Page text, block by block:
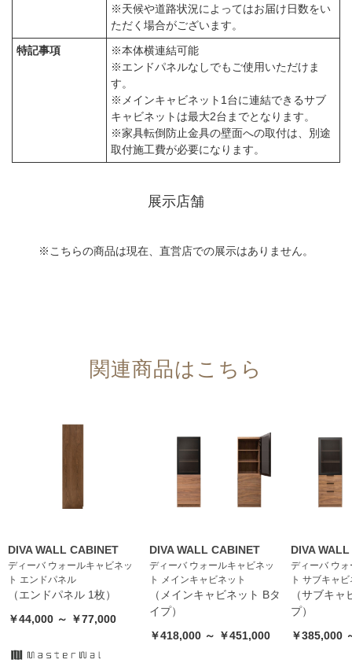
※天候や道路状況によってはお届け日数をい
ただく場合がございます。
特記事項
※本体横連結可能
※エンドパネルなしでもご使用いただけま
す。
※メインキャビネット1台に連結できるサブ
キャビネットは最大2台までとなります。
※家具転倒防止金具の壁面への取付は、別途
取付施工費が必要になります。
展示店舗
※こちらの商品は現在、直営店での展示はありません。
関連商品はこちら
DIVA WALL CABINET
ディーバ ウォールキャビネッ
ト エンドパネル
（エンドパネル 1枚）
￥44,000 ～ ￥77,000
DIVA WALL CABINET
ディーバ ウォールキャビネッ
ト メインキャビネット
（メインキャビネット Bタ
イプ）
￥418,000 ～ ￥451,000
DIVA
ディーバ ウ
ト サブキャ
（サブキ
プ）
￥385,000